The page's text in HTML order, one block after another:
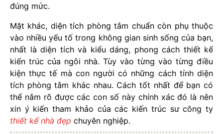
đúng mức.
Mặt khác, diện tích phòng tắm chuẩn còn phụ thuộc
vào nhiều yếu tố trong không gian sinh sống của bạn,
nhất là diện tích và kiểu dáng, phong cách thiết kế
kiến trúc của ngôi nhà. Tùy vào từng vào từng điều
kiện thực tế mà con người có những cách tính diện
tích phòng tắm khác nhau. Cách tốt nhất để bạn có
thể nắm rõ được các con số này chính xác đó là nên
xin ý kiến tham khảo của các kiến trúc sư công ty
thiết kế nhà đẹp chuyên nghiệp.